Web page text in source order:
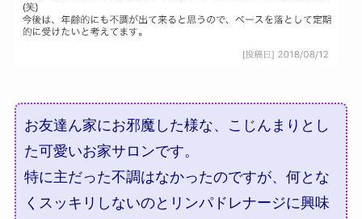
お友達ん家にお邪魔した様な、こじんまりとし
た可愛いお家サロンです。
特に主だった不調はなかったのですが、何とな
くスッキリしないのとリンパドレナージに興味